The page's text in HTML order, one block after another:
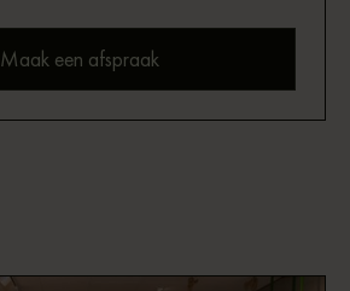
Maak een afspraak